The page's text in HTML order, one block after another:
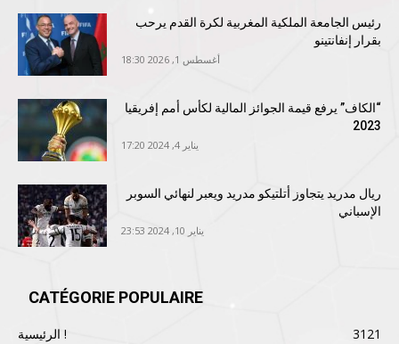
رئيس الجامعة الملكية المغربية لكرة القدم يرحب
بقرار إنفانتينو
أغسطس 1, 2026 18:30
“الكاف” يرفع قيمة الجوائز المالية لكأس أمم إفريقيا
2023
يناير 4, 2024 17:20
ريال مدريد يتجاوز أتلتيكو مدريد ويعبر لنهائي السوبر
الإسباني
يناير 10, 2024 23:53
CATÉGORIE POPULAIRE
الرئيسية ! 3121